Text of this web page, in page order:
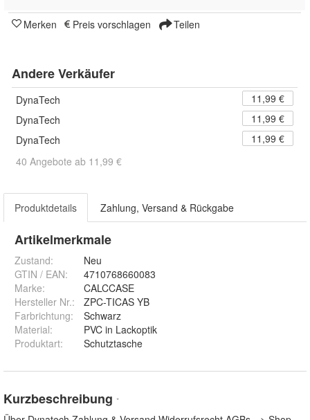
Merken Preis vorschlagen Teilen
Andere Verkäufer
DynaTech
11,99 €
DynaTech
11,99 €
DynaTech
11,99 €
40 Angebote ab 11,99 €
Produktdetails Zahlung, Versand & Rückgabe
Artikelmerkmale
Zustand:
Neu
GTIN / EAN:
4710768660083
Marke:
CALCCASE
Hersteller Nr.:
ZPC-TICAS YB
Farbrichtung:
Schwarz
Material:
PVC in Lackoptik
Produktart: Schutztasche
Kurzbeschreibung *